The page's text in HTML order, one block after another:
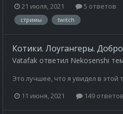
21 июля, 2021 5 ответов
стримы twitch
Котики. Лоугангеры. Добро
Vatafak ответил Nekosenshi
Это лучшее, что я увидел в этой
11 июня, 2021
149 ответов